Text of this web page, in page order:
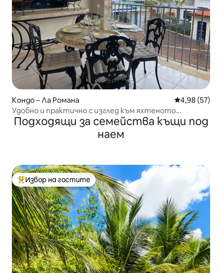
Кондо – Ла Романа Средна
4,98 (57)
Удобно и практично с изглед към яхтеното
пристанище
Подходящи за семейства къщи под
наем
Най-популярен избор на гостите
Избор на гостите